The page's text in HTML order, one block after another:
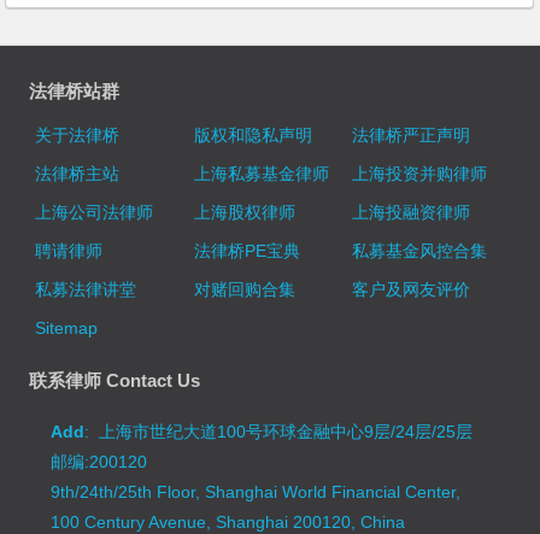
法律桥站群
关于法律桥 版权和隐私声明
法律桥严正声明
法律桥主站
上海私募基金律师
上海投资并购律师
上海公司法律师
上海股权律师
上海投融资律师
聘请律师
法律桥PE宝典
私募基金风控合集
私募法律讲堂
对赌回购合集
客户及网友评价
Sitemap
联系律师 Contact Us
Add: 上海市世纪大道100号环球金融中心9层/24层/25层
邮编:200120
9th/24th/25th Floor, Shanghai World Financial Center,
100 Century Avenue, Shanghai 200120, China